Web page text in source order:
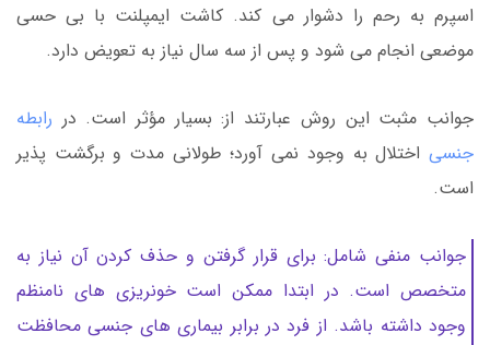
اسپرم به رحم را دشوار می کند. کاشت ایمپلنت با بی حسی
موضعی انجام می شود و پس از سه سال نیاز به تعویض دارد.
جوانب مثبت این روش عبارتند از: بسیار مؤثر است. در رابطه
جنسی اختلال به وجود نمی آورد؛ طولانی مدت و برگشت پذیر
است.
جوانب منفی شامل: برای قرار گرفتن و حذف کردن آن نیاز به
متخصص است. در ابتدا ممکن است خونریزی های نامنظم
وجود داشته باشد. از فرد در برابر بیماری های جنسی محافظت